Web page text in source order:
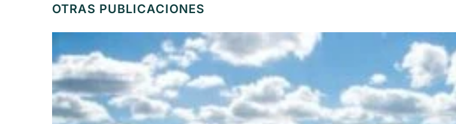
OTRAS PUBLICACIONES